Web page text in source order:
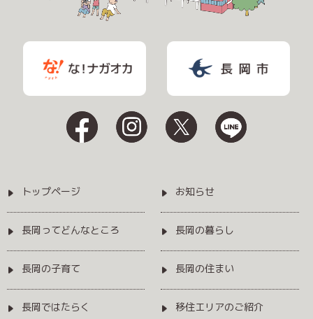
トップページ
長岡ってどんなところ
長岡の子育て
長岡ではたらく
お知らせ
長岡の暮らし
長岡の住まい
移住エリアのご紹介